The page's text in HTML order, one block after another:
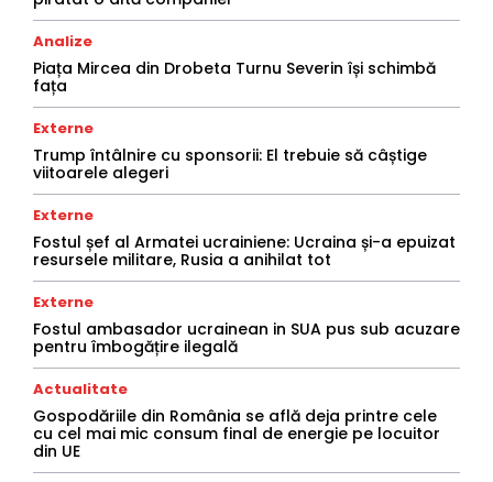
Analize
Piața Mircea din Drobeta Turnu Severin își schimbă
fața
Externe
Trump întâlnire cu sponsorii: El trebuie să câștige
viitoarele alegeri
Externe
Fostul șef al Armatei ucrainiene: Ucraina și-a epuizat
resursele militare, Rusia a anihilat tot
Externe
Fostul ambasador ucrainean in SUA pus sub acuzare
pentru îmbogățire ilegală
Actualitate
Gospodăriile din România se află deja printre cele
cu cel mai mic consum final de energie pe locuitor
din UE